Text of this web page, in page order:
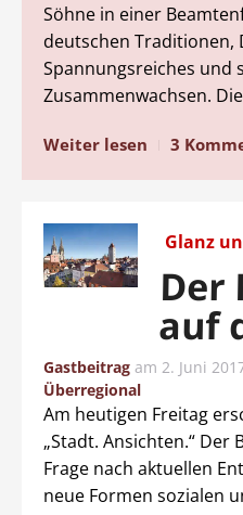
Söhne in einer
deutschen Traditionen,
Spannungsreiches und
Zusammenwachsen.
Weiter lesen 3
Glanz
Der
auf
Gastbeitrag am 2. Juni
Überregional
Am heutigen Freitag
„Stadt. Ansichten.“ Der
Frage nach aktuellen
neue Formen sozialen